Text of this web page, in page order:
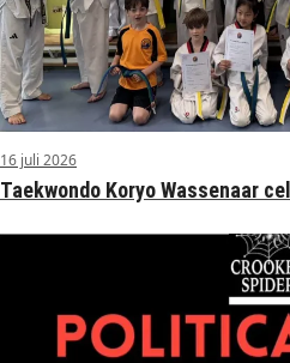
16 juli 2026
Taekwondo Koryo Wassenaar